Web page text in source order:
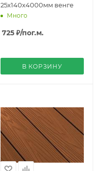
25х140х4000мм венге
Много
725 ₽/пог.м.
В КОРЗИНУ